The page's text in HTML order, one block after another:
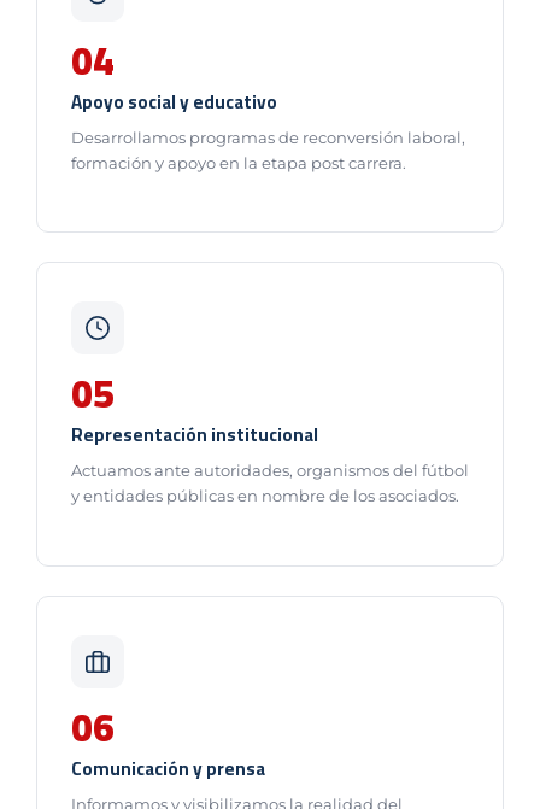
04
Apoyo social y educativo
Desarrollamos programas de reconversión laboral,
formación y apoyo en la etapa post carrera.
05
Representación institucional
Actuamos ante autoridades, organismos del fútbol
y entidades públicas en nombre de los asociados.
06
Comunicación y prensa
Informamos y visibilizamos la realidad del